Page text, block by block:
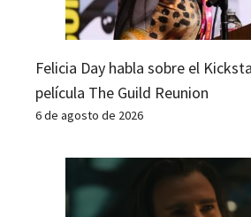
Felicia Day habla sobre el
película The Guild Reunion
6 de agosto de 2026